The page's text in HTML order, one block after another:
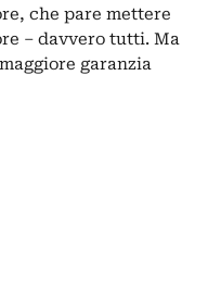
che pare mettere
– davvero tutti. Ma
garanzia